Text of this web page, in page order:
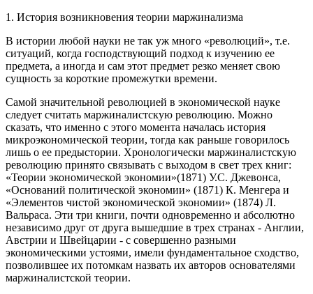
1. История возникновения теории маржинализма
В истории любой науки не так уж много «революций», т.е.
ситуаций, когда господствующий подход к изучению ее
предмета, а иногда и сам этот предмет резко меняет свою
сущность за короткие промежутки времени.
Самой значительной революцией в экономической науке
следует считать маржиналистскую революцию. Можно
сказать, что именно с этого момента началась история
микроэкономической теории, тогда как раньше говорилось
лишь о ее предыстории. Хронологически маржиналистскую
революцию принято связывать с выходом в свет трех книг:
«Теории экономической экономии»(1871) У.С. Джевонса,
«Оснований политической экономии» (1871) К. Менгера и
«Элементов чистой экономической экономии» (1874) Л.
Вальраса. Эти три книги, почти одновременно и абсолютно
независимо друг от друга вышедшие в трех странах - Англии,
Австрии и Швейцарии - с совершенно разными
экономическими устоями, имели фундаментальное сходство,
позволившее их потомкам назвать их авторов основателями
маржиналистской теории.